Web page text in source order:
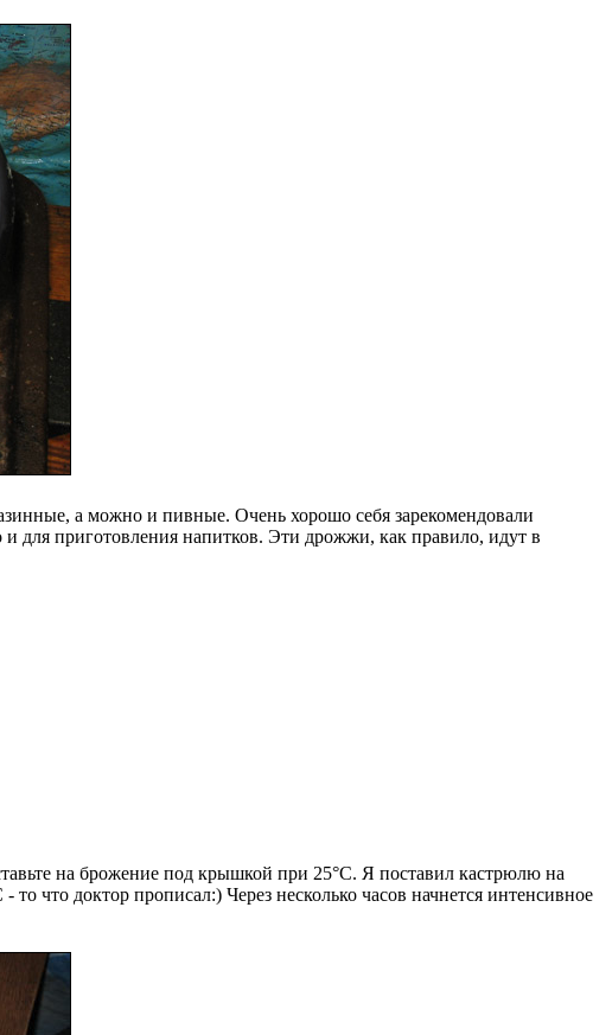
а можно и пивные. Очень хорошо себя зарекомендовали
для приготовления напитков. Эти дрожжи, как правило, идут в
на брожение под крышкой при 25°С. Я поставил кастрюлю на
что доктор прописал:) Через несколько часов начнется интенсивное